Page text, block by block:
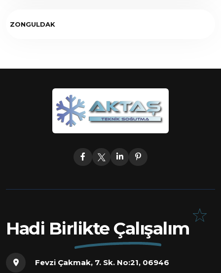
ZONGULDAK
Hadi Birlikte Çalışalım
Fevzi Çakmak, 7. Sk. No:21, 06946